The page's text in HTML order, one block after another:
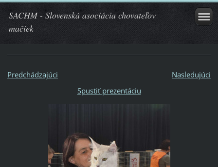
SACHM - Slovenská asociácia chovateľov
mačiek
Predchádzajúci
Nasledujúci
Spustiť prezentáciu